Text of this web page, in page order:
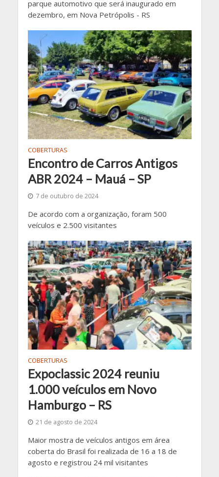
parque automotivo que será inaugurado em
dezembro, em Nova Petrópolis - RS
COBERTURAS
Encontro de Carros Antigos
ABR 2024 – Mauá – SP
7 de outubro de 2024
De acordo com a organização, foram 500
veículos e 2.500 visitantes
COBERTURAS
Expoclassic 2024 reuniu
1.000 veículos em Novo
Hamburgo – RS
21 de agosto de 2024
Maior mostra de veículos antigos em área
coberta do Brasil foi realizada de 16 a 18 de
agosto e registrou 24 mil visitantes